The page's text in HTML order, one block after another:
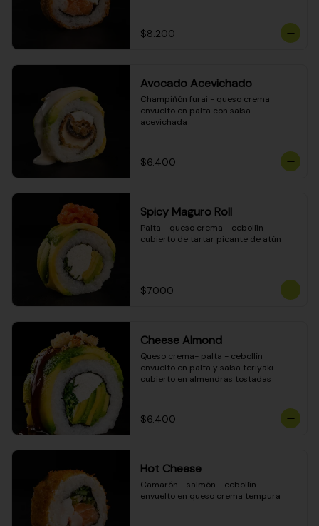
$8.200
Avocado Acevichado
Champiñón furai - queso crema
envuelto en palta con salsa
acevichada
$6.400
Spicy Maguro Roll
Palta - queso crema - cebollín -
cubierto de tartar picante de atún
$7.000
Cheese Almond
Queso crema- palta - cebollín
envuelto en palta y salsa teriyaki
cubierto en almendras tostadas
$6.400
Hot Cheese
Camarón - salmón - cebollín -
envuelto en queso crema tempura